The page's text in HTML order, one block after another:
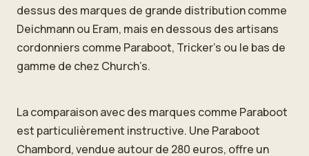
dessus des marques de grande distribution comme
Deichmann ou Eram, mais en dessous des artisans
cordonniers comme Paraboot, Tricker’s ou le bas de
gamme de chez Church’s.
La comparaison avec des marques comme Paraboot
est particulièrement instructive. Une Paraboot
Chambord, vendue autour de 280 euros, offre un